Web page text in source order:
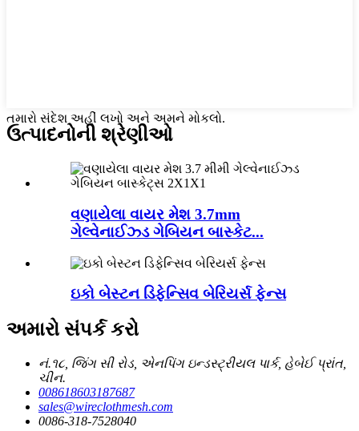
તમારો સંદેશ અહીં લખો અને અમને મોકલો.
ઉત્પાદનોની શ્રેણીઓ
વણાયેલા વાયર મેશ 3.7mm
ગેલ્વેનાઈઝ્ડ ગેબિયન બાસ્કેટ...
ઇકો બેસ્ટન ડિફેન્સિવ બેરિયર્સ ફેન્સ
અમારો સંપર્ક કરો
નં.૧૮, જિંગ સી રોડ, એનપિંગ ઇન્ડસ્ટ્રીયલ પાર્ક, હેબેઈ પ્રાંત,
ચીન.
008618603187687
sales@wireclothmesh.com
0086-318-7528040